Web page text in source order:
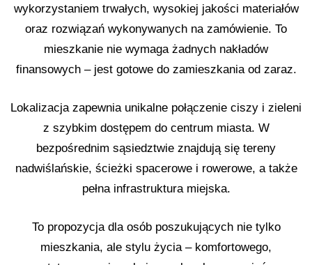
wykorzystaniem trwałych, wysokiej jakości materiałów
oraz rozwiązań wykonywanych na zamówienie. To
mieszkanie nie wymaga żadnych nakładów
finansowych – jest gotowe do zamieszkania od zaraz.
Lokalizacja zapewnia unikalne połączenie ciszy i zieleni
z szybkim dostępem do centrum miasta. W
bezpośrednim sąsiedztwie znajdują się tereny
nadwiślańskie, ścieżki spacerowe i rowerowe, a także
pełna infrastruktura miejska.
To propozycja dla osób poszukujących nie tylko
mieszkania, ale stylu życia – komfortowego,